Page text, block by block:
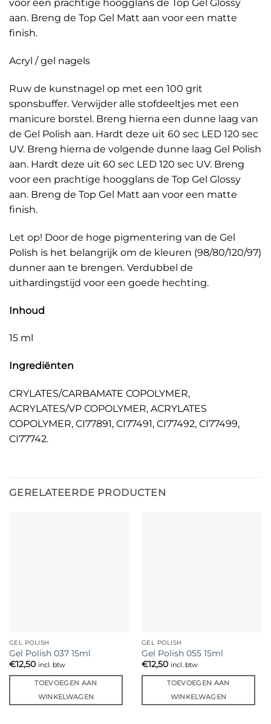
voor een prachtige hoogglans de Top Gel Glossy
aan. Breng de Top Gel Matt aan voor een matte
finish.
Acryl / gel nagels
Ruw de kunstnagel op met een 100 grit
sponsbuffer. Verwijder alle stofdeeltjes met een
manicure borstel. Breng hierna een dunne laag van
de Gel Polish aan. Hardt deze uit 60 sec LED 120 sec
UV. Breng hierna de volgende dunne laag Gel Polish
aan. Hardt deze uit 60 sec LED 120 sec UV. Breng
voor een prachtige hoogglans de Top Gel Glossy
aan. Breng de Top Gel Matt aan voor een matte
finish.
Let op! Door de hoge pigmentering van de Gel
Polish is het belangrijk om de kleuren (98/80/120/97)
dunner aan te brengen. Verdubbel de
uithardingstijd voor een goede hechting.
Inhoud
15 ml
Ingrediënten
CRYLATES/CARBAMATE COPOLYMER,
ACRYLATES/VP COPOLYMER, ACRYLATES
COPOLYMER, CI77891, CI77491, CI77492, CI77499,
CI77742.
GERELATEERDE PRODUCTEN
GEL POLISH
Gel Polish 037 15ml
€12,50 incl. btw
TOEVOEGEN AAN
WINKELWAGEN
GEL POLISH
Gel Polish 055 15ml
€12,50 incl. btw
TOEVOEGEN AAN
WINKELWAGEN